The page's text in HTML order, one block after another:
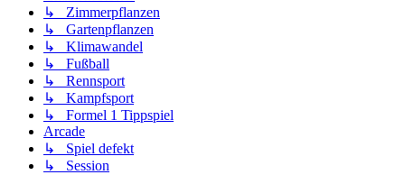
↳ Zimmerpflanzen
↳ Gartenpflanzen
↳ Klimawandel
↳ Fußball
↳ Rennsport
↳ Kampfsport
↳ Formel 1 Tippspiel
Arcade
↳ Spiel defekt
↳ Session